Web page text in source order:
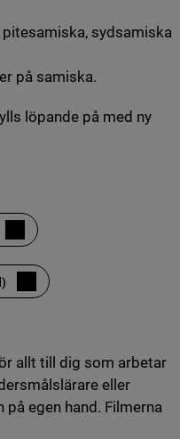
sydsamiska
på samiska.
löpande på med ny
allt till dig som arbetar
eller
på egen hand. Filmerna